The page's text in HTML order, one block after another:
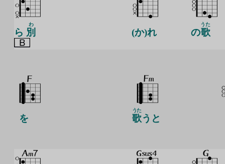
ら 別
わ
(か)れ の歌
うた
を 歌
うた
うと